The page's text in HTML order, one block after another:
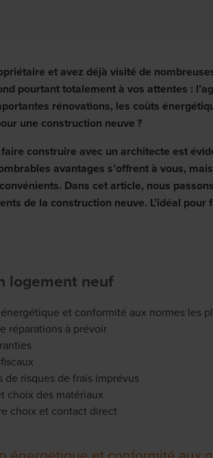
et avez déjà visité de
pourtant totalement à vos attentes :
rénovations, les coûts
une construction neuve ?
construire avec un architecte est
avantages s’offrent à vous,
Dans cet article, nous
de la construction neuve. L’idéal pour
logement neuf
et conformité aux normes les
réparations à prévoir
de risques de frais imprévus
choix des matériaux
choix et contact direct